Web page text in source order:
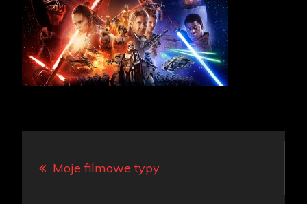
wpisu
Moje filmowe typy